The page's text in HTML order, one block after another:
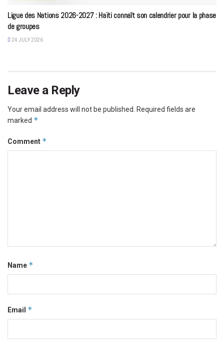
Ligue des Nations 2026-2027 : Haïti connaît son calendrier pour la phase
de groupes
24 JULY 2026
Leave a Reply
Your email address will not be published. Required fields are
marked *
Comment *
Name *
Email *